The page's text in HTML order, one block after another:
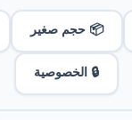
📦 حجم صغير
🔒 الخصوصية